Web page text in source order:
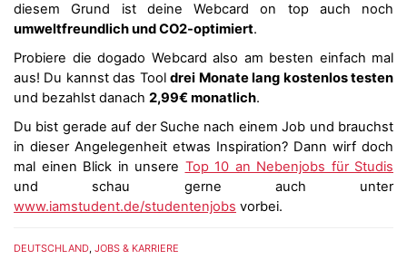
diesem Grund ist deine Webcard on top auch noch
umweltfreundlich und CO2-optimiert.
Probiere die dogado Webcard also am besten einfach mal
aus! Du kannst das Tooldrei Monate lang kostenlos testen
und bezahlst danach 2,99€ monatlich.
Du bist gerade auf der Suche nach einem Job und brauchst
in dieser Angelegenheit etwas Inspiration? Dann wirf doch
mal einen Blick in unsere Top 10 an Nebenjobs für Studis
und schau gerne auch unter
www.iamstudent.de/studentenjobs vorbei.
DEUTSCHLAND, JOBS & KARRIERE